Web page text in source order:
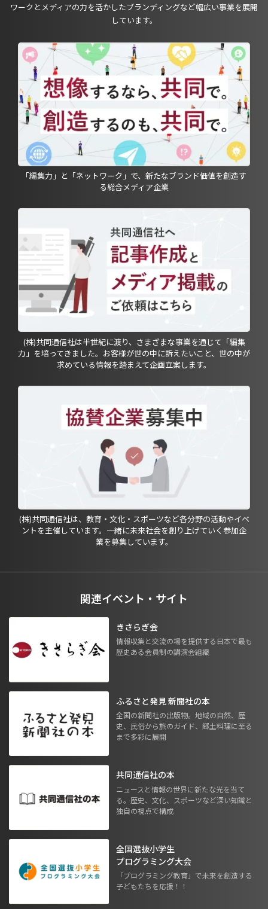
ワークとメディアの力を活かしたブランディングなど幅広い事業を展開
しています。
「編集力」と「ネットワーク」で、新たなブランド価値を創造す
る総合メディア企業
(株)共同通信社は半世紀に渡り、さまざまな事業を通じて「編集
力」を培ってきました。お客様が世の中に訴えたいこと、世の中が
求めている情報を踏まえて企画立案します。
(株)共同通信社は、教育・文化・スポーツなど各分野の活動やイベ
ントを主催しています。一緒に未来社会を創り上げていく参加企
業を募集しています。
関連イベント・サイト
きさらぎ会
情報収集と交流の場を提供する日本で最も
歴史ある会員制の講演会組織
ふるさと発見 新聞社の本
全国の新聞社の出版物。地域の自然、歴
史、民俗から旅のガイド、郷土料理に至る
まで多彩に展開
共同通信社の本
ニュースと情報の世界に新たな光を当て
る。歴史、文化、スポーツなど深い知識と
独自の視点で構成
全国選抜小学生
プログラミング大会
「プログラミング教育」で未来を創造する
子どもたちを応援！！